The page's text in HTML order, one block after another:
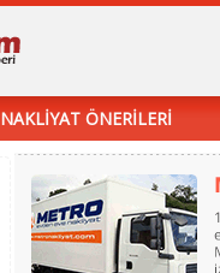
NAKLİYAT ÖNERİLERİ